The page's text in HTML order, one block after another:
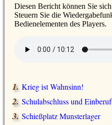
Diesen Bericht können Sie
Steuern Sie die
Bedienelementen des Players.
Krieg ist Wahnsinn!
Schulabschluss und
Schießplatz Munsterlager